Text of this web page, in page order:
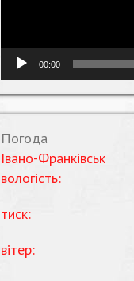
00:00
Погода
Івано-Франківськ
вологість:
тиск:
вітер: